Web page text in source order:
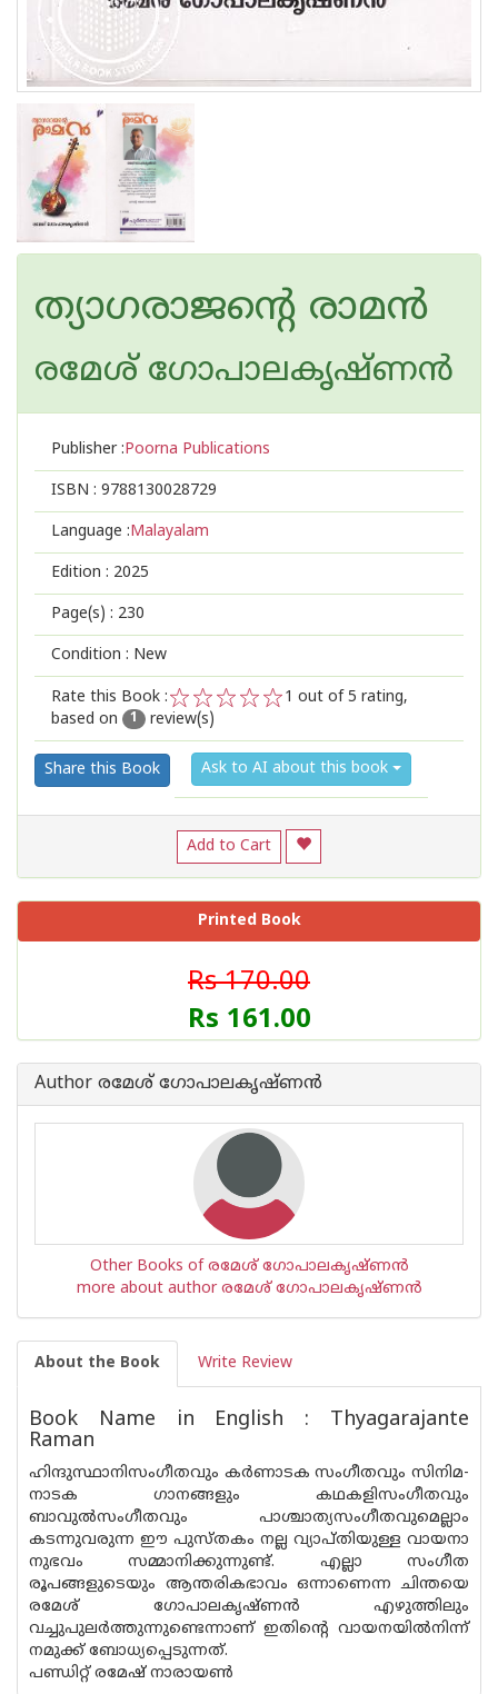
ത്യാഗരാജന്റെ രാമന്‍
രമേശ് ഗോപാലകൃഷ്ണന്‍
Publisher :Poorna Publications
ISBN : 9788130028729
Language :Malayalam
Edition : 2025
Page(s) : 230
Condition : New
Rate this Book :
2
1
1 out of 5 rating,
based on
1 review(s)
Share this Book Ask to AI about this book
Add to Cart
Printed Book
Rs 170.00
Rs 161.00
Author രമേശ് ഗോപാലകൃഷ്ണന്‍
Other Books of രമേശ് ഗോപാലകൃഷ്ണന്‍
more about author രമേശ് ഗോപാലകൃഷ്ണന്‍
About the Book Write Review
Book Name in English : Thyagarajante
Raman
ഹിന്ദുസ്ഥാനിസംഗീതവും കർണാടക സംഗീതവും സിനിമ-
നാടക ഗാനങ്ങളും കഥകളിസംഗീതവും
ബാവുൽസംഗീതവും പാശ്ചാത്യസംഗീതവുമെല്ലാം
കടന്നുവരുന്ന ഈ പുസ്‌തകം നല്ല വ്യാപ്‌തിയുള്ള വായനാ
നുഭവം സമ്മാനിക്കുന്നുണ്ട്. എല്ലാ സംഗീത
രൂപങ്ങളുടെയും ആന്തരികഭാവം ഒന്നാണെന്ന ചിന്തയെ
രമേശ് ഗോപാലകൃഷ്ണൻ എഴുത്തിലും
വച്ചുപുലർത്തുന്നുണ്ടെന്നാണ് ഇതിന്റെ വായനയിൽനിന്ന്
നമുക്ക് ബോധ്യപ്പെടുന്നത്.
പണ്ഡിറ്റ് രമേഷ് നാരായൺ